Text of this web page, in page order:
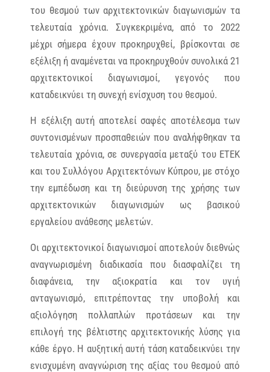
του θεσμού των αρχιτεκτονικών διαγωνισμών τα
τελευταία χρόνια. Συγκεκριμένα, από το 2022
μέχρι σήμερα έχουν προκηρυχθεί, βρίσκονται σε
εξέλιξη ή αναμένεται να προκηρυχθούν συνολικά 21
αρχιτεκτονικοί διαγωνισμοί, γεγονός που
καταδεικνύει τη συνεχή ενίσχυση του θεσμού.
Η εξέλιξη αυτή αποτελεί σαφές αποτέλεσμα των
συντονισμένων προσπαθειών που αναλήφθηκαν τα
τελευταία χρόνια, σε συνεργασία μεταξύ του ΕΤΕΚ
και του Συλλόγου Αρχιτεκτόνων Κύπρου, με στόχο
την εμπέδωση και τη διεύρυνση της χρήσης των
αρχιτεκτονικών διαγωνισμών ως βασικού
εργαλείου ανάθεσης μελετών.
Οι αρχιτεκτονικοί διαγωνισμοί αποτελούν διεθνώς
αναγνωρισμένη διαδικασία που διασφαλίζει τη
διαφάνεια, την αξιοκρατία και τον υγιή
ανταγωνισμό, επιτρέποντας την υποβολή και
αξιολόγηση πολλαπλών προτάσεων και την
επιλογή της βέλτιστης αρχιτεκτονικής λύσης για
κάθε έργο. Η αυξητική αυτή τάση καταδεικνύει την
ενισχυμένη αναγνώριση της αξίας του θεσμού από